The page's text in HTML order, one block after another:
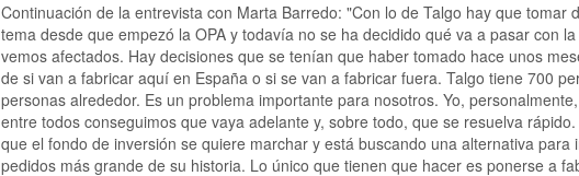
Continuación de la entrevista con Marta Barredo: "Con lo de Talgo hay que tomar
tema desde que empezó la OPA y todavía no se ha decidido qué va a pasar con
vemos afectados. Hay decisiones que se tenían que haber tomado hace unos
de si van a fabricar aquí en España o si se van a fabricar fuera. Talgo tiene 700
personas alrededor. Es un problema importante para nosotros. Yo,
entre todos conseguimos que vaya adelante y, sobre todo, que se resuelva
que el fondo de inversión se quiere marchar y está buscando una alternativa
pedidos más grande de su historia. Lo único que tienen que hacer es ponerse a